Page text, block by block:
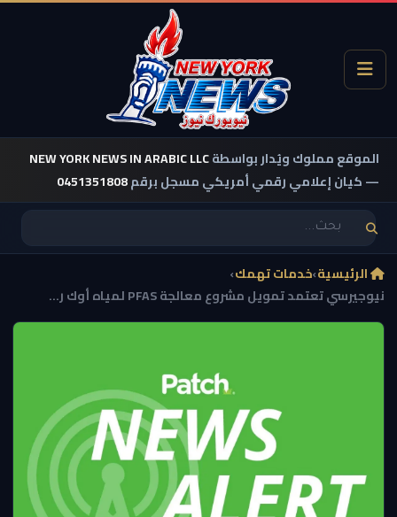
الموقع مملوك ويُدار بواسطةNEW YORK NEWS IN ARABIC LLC
— كيان إعلامي رقمي أمريكي مسجل برقم0451351808
الرئيسية›خدمات تهمك›
نيوجيرسي تعتمد تمويل مشروع معالجة PFAS لمياه أوك ر...